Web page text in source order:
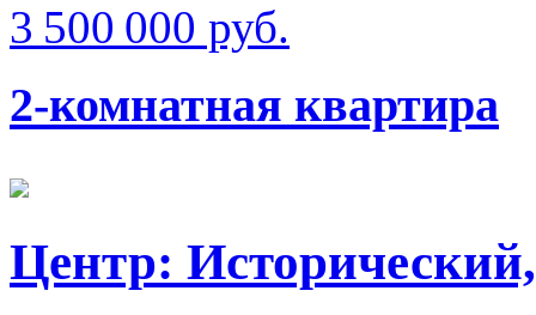
3 500 000 руб.
2-комнатная квартира
Центр: